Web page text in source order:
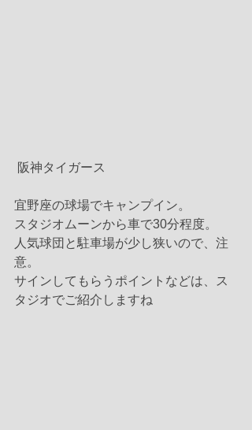
阪神タイガース
宜野座の球場でキャンプイン。
スタジオムーンから車で30分程度。
人気球団と駐車場が少し狭いので、注
意。
サインしてもらうポイントなどは、ス
タジオでご紹介しますね